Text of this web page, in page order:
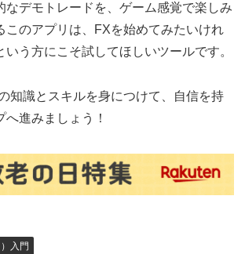
なデモトレードを、ゲーム感覚で楽しみ
このアプリは、FXを始めてみたいけれ
いう方にこそ試してほしいツールです。
知識とスキルを身につけて、自信を持
へ進みましょう！
入門